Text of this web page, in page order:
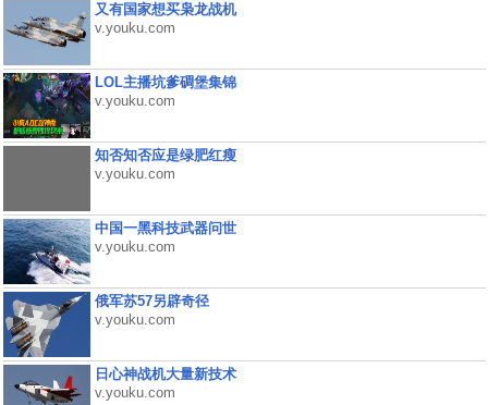
又有国家想买枭龙战机
v.youku.com
LOL主播坑爹碉堡集锦
v.youku.com
知否知否应是绿肥红瘦
v.youku.com
中国一黑科技武器问世
v.youku.com
俄军苏57另辟奇径
v.youku.com
日心神战机大量新技术
v.youku.com